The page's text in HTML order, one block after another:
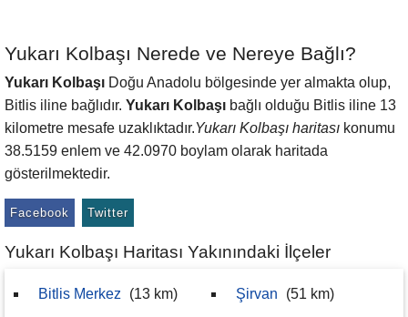
Yukarı Kolbaşı Nerede ve Nereye Bağlı?
Yukarı Kolbaşı Doğu Anadolu bölgesinde yer almakta olup,
Bitlis iline bağlıdır. Yukarı Kolbaşı bağlı olduğu Bitlis iline 13
kilometre mesafe uzaklıktadır.Yukarı Kolbaşı haritası konumu
38.5159 enlem ve 42.0970 boylam olarak haritada
gösterilmektedir.
Facebook Twitter
Yukarı Kolbaşı Haritası Yakınındaki İlçeler
Bitlis Merkez (13 km) Şirvan (51 km)